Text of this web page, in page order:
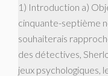
1) Introduction a)
cinquante-septième
souhaiterais
des détectives,
jeux psychologiques,